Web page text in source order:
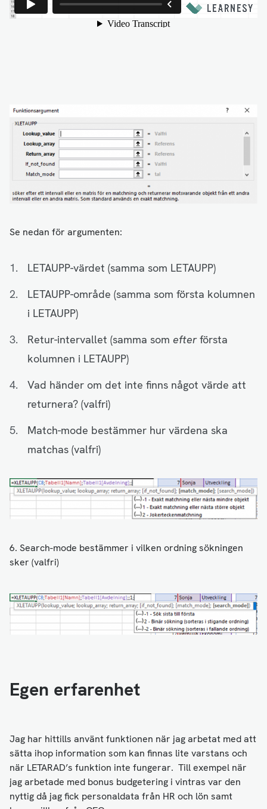
Se nedan för argumenten:
LETAUPP-värdet (samma som LETAUPP)
LETAUPP-område (samma som första kolumnen
i LETAUPP)
Retur-intervallet (samma som efterförsta
kolumnen i LETAUPP)
Vad händer om det inte finns något värde att
returnera? (valfri)
Match-mode bestämmer hur värdena ska
matchas (valfri)
6. Search-mode bestämmer i vilken ordning sökningen
sker (valfri)
Egen erfarenhet
Jag har hittills använt funktionen när jag arbetat med att
sätta ihop information som kan finnas lite varstans och
när LETARAD’s funktion inte fungerar. Till exempel när
jag arbetade med bonus budgetering i vintras var den
nyttig då jag fick personaldata från HR och lön samt